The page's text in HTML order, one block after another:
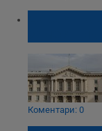
Коментари: 0